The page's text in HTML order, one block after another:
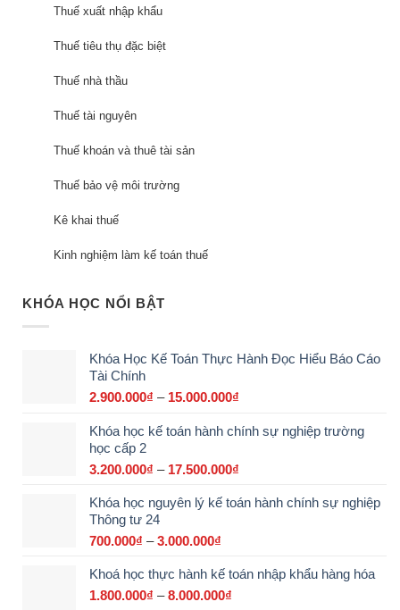
Thuế xuất nhập khẩu
Thuế tiêu thụ đặc biệt
Thuế nhà thầu
Thuế tài nguyên
Thuế khoán và thuê tài sản
Thuế bảo vệ môi trường
Kê khai thuế
Kinh nghiệm làm kế toán thuế
KHÓA HỌC NỔI BẬT
Khóa Học Kế Toán Thực Hành Đọc Hiểu Báo Cáo
Tài Chính
2.900.000₫ – 15.000.000₫
từ
Khóa học kế toán hành chính sự nghiệp trường
học cấp 2
3.200.000₫ – 17.500.000₫
từ
Khóa học nguyên lý kế toán hành chính sự nghiệp
Thông tư 24
700.000₫ – 3.000.000₫
từ
700.000₫
Khoá học thực hành kế toán nhập khẩu hàng hóa
1.800.000₫ – 8.000.000₫